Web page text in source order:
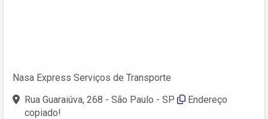
Nasa Express Serviços de Transporte
Rua Guaraiúva, 268 - São Paulo - SP
Endereço
copiado!